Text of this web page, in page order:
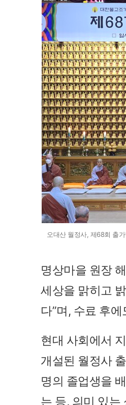
오대산 월정사,
명상마을 원장
세상을 맑히고
다”며, 수료 후
현대 사회에서
개설된 월정사
명의 졸업생을
는 등, 의미 있는